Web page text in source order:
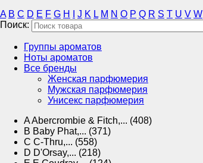
A B C D E F G H J K L M N O P Q R S T U V W
Поиск:
Группы ароматов
Ноты ароматов
Все бренды
Женская парфюмерия
Мужская парфюмерия
Унисекс парфюмерия
AAbercrombie & Fitch,... (408)
B Baby Phat,... (371)
C C-Thru,... (558)
D D'Orsay,... (218)